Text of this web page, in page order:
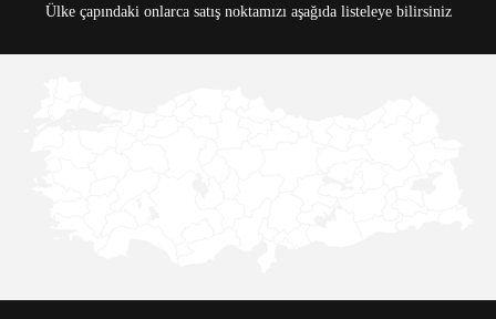
Ülke çapındaki onlarca satış noktamızı aşağıda listeleye bilirsiniz